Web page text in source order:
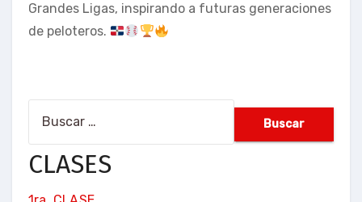
Grandes Ligas, inspirando a futuras generaciones
de peloteros.
CLASES